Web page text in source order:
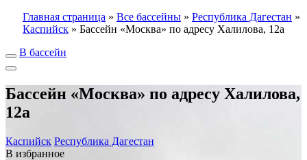
Главная страница » Все бассейны » Республика Дагестан »
Каспийск » Бассейн «Москва» по адресу Халилова, 12а
В бассейн
Бассейн «Москва» по адресу Халилова,
12а
Каспийск Республика Дагестан
В избранное